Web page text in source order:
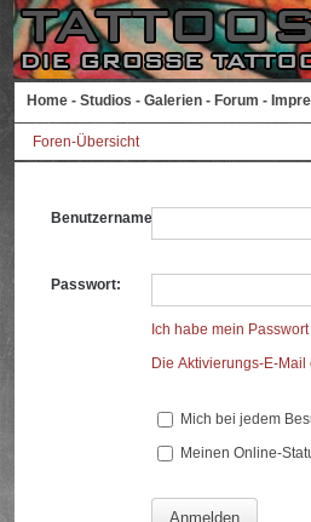
Home - Studios - Galerien - Forum -
Foren-Übersicht
Benutzername:
Passwort:
Ich habe mein
Die Aktivierungs-E-Mail
Mich bei jedem
Meinen Online-